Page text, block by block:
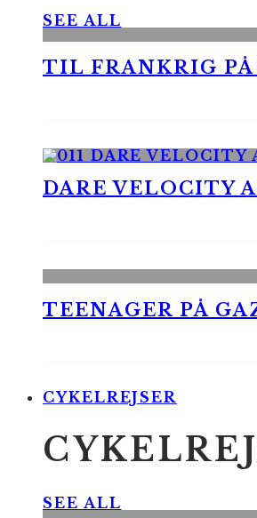
SEE ALL
TIL FRANKRIG
DARE VELOCITY
TEENAGER PÅ
CYKELREJSER
SEE ALL